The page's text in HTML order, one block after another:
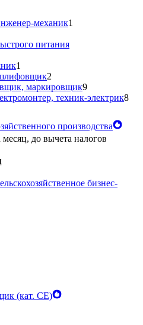
механик1
питания
1
2
маркировщик9
техник-электрик8
производства
месяц, до вычета налогов
бизнес-
(кат. CE)